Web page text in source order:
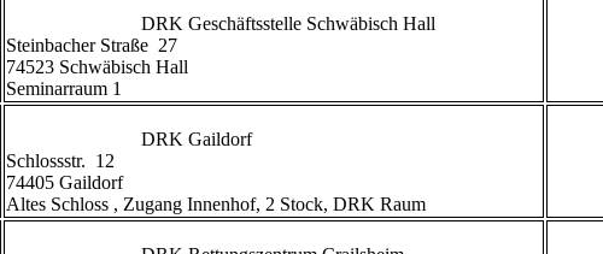
Steinbacher Straße  27
74523 Schwäbisch Hall
Seminarraum 1
Schlossstr.  12
74405 Gaildorf
Altes Schloss , Zugang Innenhof, 2 Stock, DRK Raum